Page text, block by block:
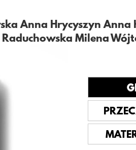
Anna Hrycyszyn Anna
Milena